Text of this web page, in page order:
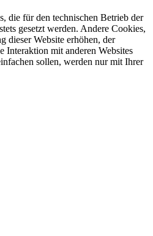
die für den technischen Betrieb der
gesetzt werden. Andere Cookies,
dieser Website erhöhen, der
Interaktion mit anderen Websites
sollen, werden nur mit Ihrer